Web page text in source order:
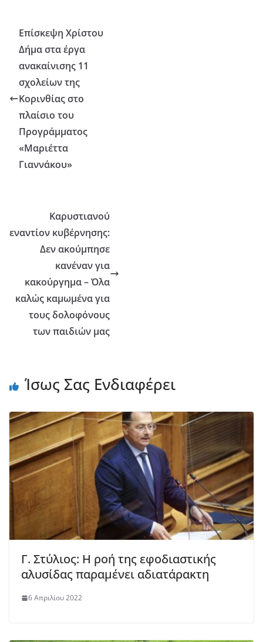
Επίσκεψη Χρίστου
Δήμα στα έργα
ανακαίνισης 11
σχολείων της
Κορινθίας στο
πλαίσιο του
Προγράμματος
«Μαριέττα
Γιαννάκου»
Καρυστιανού
εναντίον κυβέρνησης:
Δεν ακούμπησε
κανέναν για
κακούργημα – Όλα
καλώς καμωμένα για
τους δολοφόνους
των παιδιών μας
Ίσως Σας Ενδιαφέρει
Γ. Στύλιος: Η ροή της εφοδιαστικής
αλυσίδας παραμένει αδιατάρακτη
6 Απριλίου 2022